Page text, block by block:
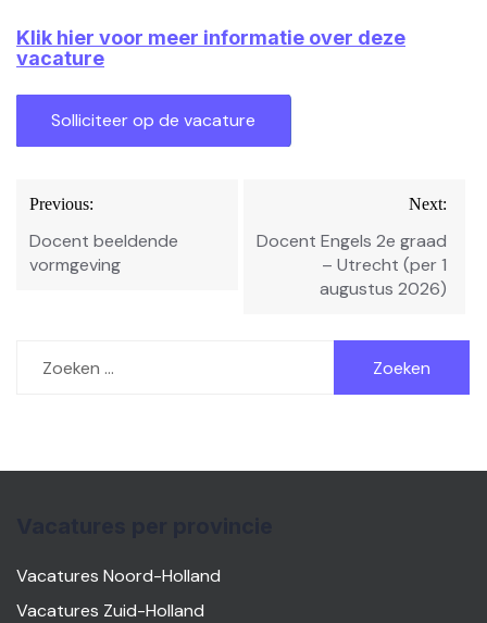
Klik hier voor meer informatie over deze
vacature
Bericht
navigatie
Previous:
Docent beeldende
vormgeving
Next:
Docent Engels 2e graad
– Utrecht (per 1
augustus 2026)
naar:
Vacatures Noord-Holland
Vacatures Zuid-Holland